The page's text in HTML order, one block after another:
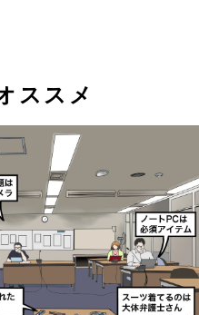
ススメ